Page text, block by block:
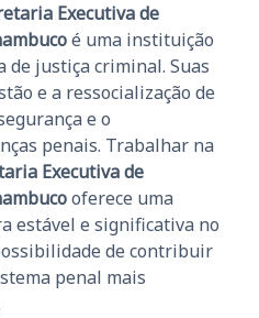
Executiva de
é uma instituição
justiça criminal. Suas
e a ressocialização de
e o
penais. Trabalhar na
Executiva de
oferece uma
estável e significativa no
de contribuir
penal mais